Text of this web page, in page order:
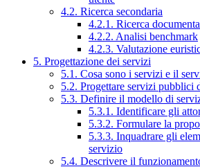
4.2. Ricerca secondaria
4.2.1. Ricerca
4.2.2. Analisi benchmark
4.2.3. Valutazione
5. Progettazione dei servizi
5.1. Cosa sono i servizi e il
5.2. Progettare servizi pubblici
5.3. Definire il modello di
5.3.1. Identificare gli
5.3.2. Formulare la
5.3.3. Inquadrare gli
servizio
5.4. Descrivere il